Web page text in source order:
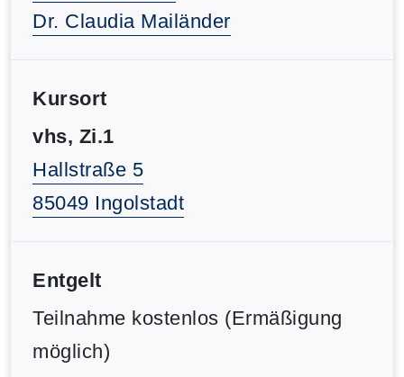
Dr. Claudia Mailänder
Kursort
vhs, Zi.1
Hallstraße 5
85049 Ingolstadt
Entgelt
Teilnahme kostenlos (Ermäßigung
möglich)